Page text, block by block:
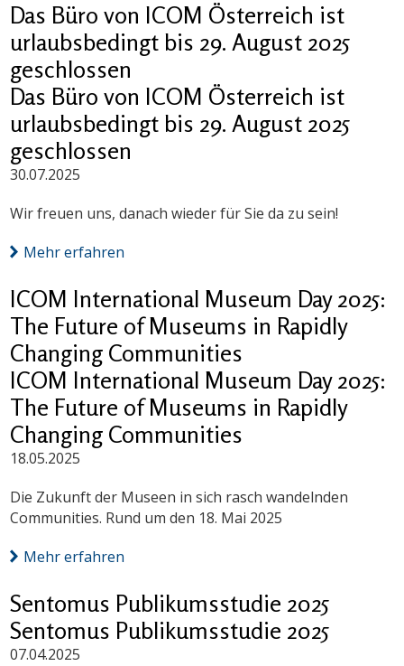
Das Büro von ICOM Österreich ist
urlaubsbedingt bis 29. August 2025
geschlossen
Das Büro von ICOM Österreich ist
urlaubsbedingt bis 29. August 2025
geschlossen
30.07.2025
Wir freuen uns, danach wieder für Sie da zu sein!
Mehr erfahren
ICOM International Museum Day 2025:
The Future of Museums in Rapidly
Changing Communities
ICOM International Museum Day 2025:
The Future of Museums in Rapidly
Changing Communities
18.05.2025
Die Zukunft der Museen in sich rasch wandelnden
Communities. Rund um den 18. Mai 2025
Mehr erfahren
Sentomus Publikumsstudie 2025
Sentomus Publikumsstudie 2025
07.04.2025